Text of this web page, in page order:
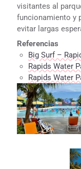
visitantes al
funcionamiento y
evitar largas
Referencias
Big Surf –
Rapids Water
Rapids Water